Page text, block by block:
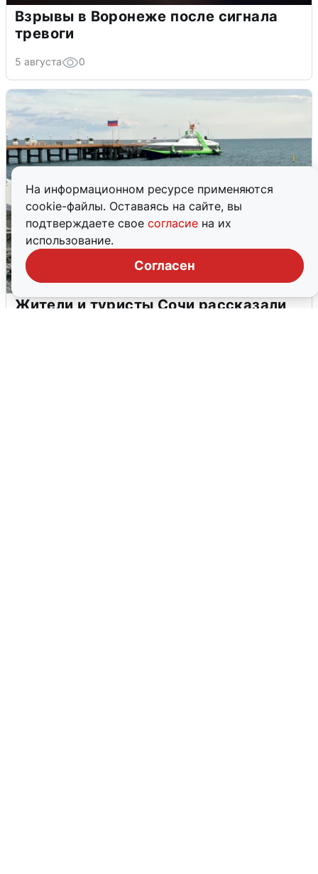
На информационном ресурсе применяются
cookie-файлы. Оставаясь на сайте, вы
подтверждаете свое согласие на их
использование.
Согласен
Взрывы в Воронеже после сигнала
тревоги
5 августа 0
Жители и туристы Сочи рассказали